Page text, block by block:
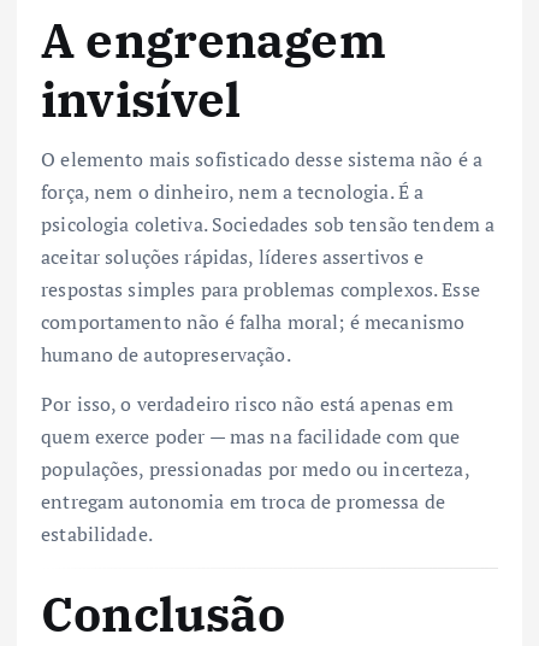
A engrenagem
invisível
O elemento mais sofisticado desse sistema não é a
força, nem o dinheiro, nem a tecnologia. É a
psicologia coletiva. Sociedades sob tensão tendem a
aceitar soluções rápidas, líderes assertivos e
respostas simples para problemas complexos. Esse
comportamento não é falha moral; é mecanismo
humano de autopreservação.
Por isso, o verdadeiro risco não está apenas em
quem exerce poder — mas na facilidade com que
populações, pressionadas por medo ou incerteza,
entregam autonomia em troca de promessa de
estabilidade.
Conclusão